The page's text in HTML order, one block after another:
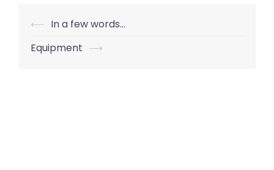
Nawigacja
wpisu
⟵ In a few words…
Equipment ⟶